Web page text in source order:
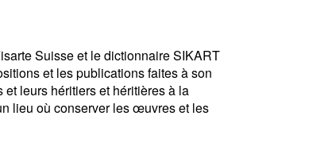
Suisse et le dictionnaire SIKART
et les publications faites à son
et leurs héritiers et héritières à la
lieu où conserver les œuvres et les